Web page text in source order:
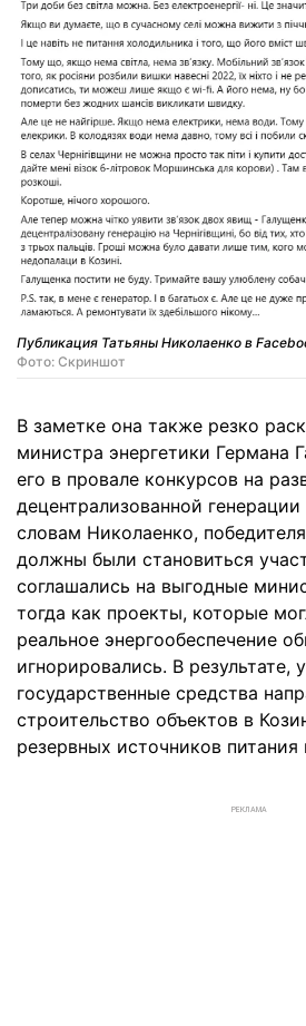
Публикация Татьяны Николаенко в
Фото: Скриншот
В заметке она также резко
министра энергетики Германа
его в провале конкурсов на
децентрализованной
словам Николаенко,
должны были становиться
соглашались на выгодные
тогда как проекты, которые
реальное энергообеспечение
игнорировались. В результате,
государственные средства
строительство объектов в
резервных источников питания
РЕКЛАМА